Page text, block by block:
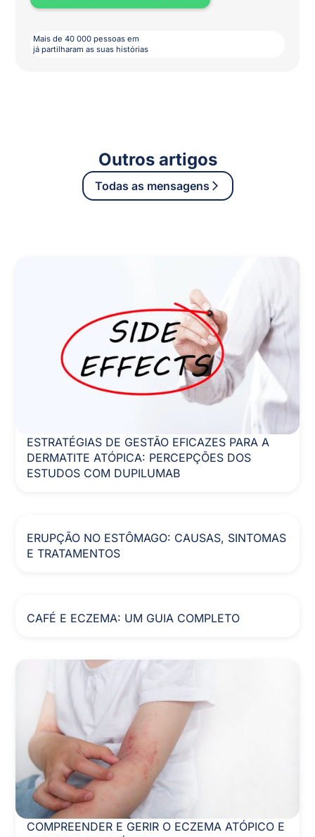
Mais de 40 000 pessoas em
já partilharam as suas histórias
Outros artigos
Todas as mensagens
ESTRATÉGIAS DE GESTÃO EFICAZES PARA A
DERMATITE ATÓPICA: PERCEPÇÕES DOS
ESTUDOS COM DUPILUMAB
ERUPÇÃO NO ESTÔMAGO: CAUSAS, SINTOMAS
E TRATAMENTOS
CAFÉ E ECZEMA: UM GUIA COMPLETO
COMPREENDER E GERIR O ECZEMA ATÓPICO E